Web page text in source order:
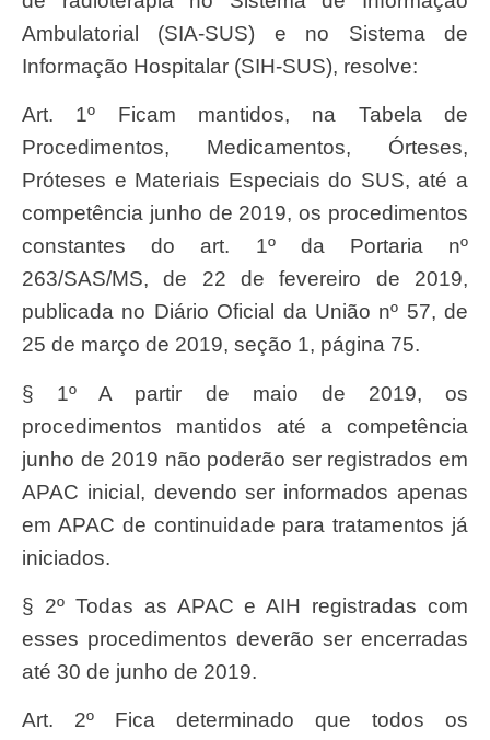
Ambulatorial (SIA-SUS) e no Sistema de
Informação Hospitalar (SIH-SUS), resolve:
Art. 1º Ficam mantidos, na Tabela de
Procedimentos, Medicamentos, Órteses,
Próteses e Materiais Especiais do SUS, até a
competência junho de 2019, os procedimentos
constantes do art. 1º da Portaria nº
263/SAS/MS, de 22 de fevereiro de 2019,
publicada no Diário Oficial da União nº 57, de
25 de março de 2019, seção 1, página 75.
§ 1º A partir de maio de 2019, os
procedimentos mantidos até a competência
junho de 2019 não poderão ser registrados em
APAC inicial, devendo ser informados apenas
em APAC de continuidade para tratamentos já
iniciados.
§ 2º Todas as APAC e AIH registradas com
esses procedimentos deverão ser encerradas
até 30 de junho de 2019.
Art. 2º Fica determinado que todos os